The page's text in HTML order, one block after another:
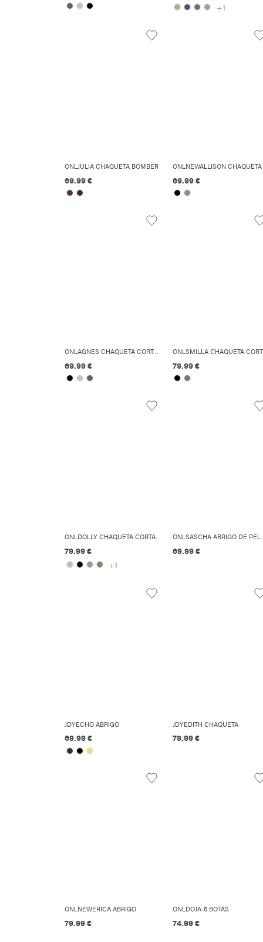
+1
ONLJULIA CHAQUETA BOMBER
69.99 € 69.99 €
ONLAGNES CHAQUETA CORTA ACOLCHADA
69.99 € 79.99 €
79.99 €
+1
69.99 €
JDYECHO ABRIGO
69.99 €
JDYEDITH CHAQUETA
79.99 €
ONLNEWERICA ABRIGO
79.99 €
ONLDOJA-5 BOTAS
74.99 €